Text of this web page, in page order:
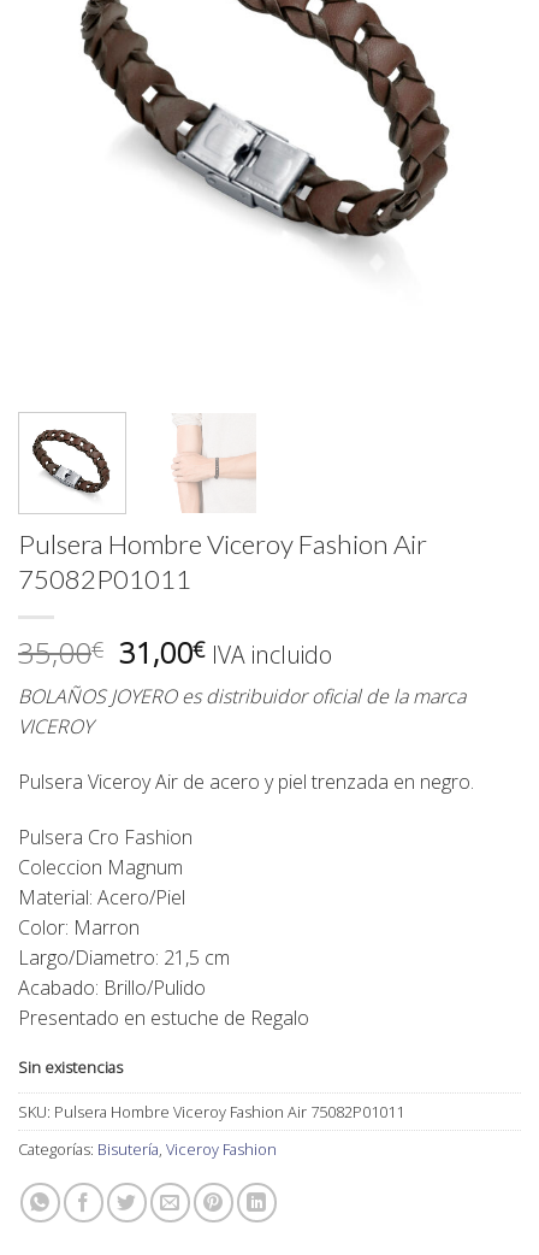
Pulsera Hombre Viceroy Fashion Air
75082P01011
35,00€ El
precio
original
35,00€.
31,00€El
precio
actual
31,00€.
IVA incluido
BOLAÑOS JOYERO es distribuidor oficial de la marca
VICEROY
Pulsera Viceroy Air de acero y piel trenzada en negro.
Pulsera Cro Fashion
Coleccion Magnum
Material: Acero/Piel
Color: Marron
Largo/Diametro: 21,5 cm
Acabado: Brillo/Pulido
Presentado en estuche de Regalo
Sin existencias
SKU: Pulsera Hombre Viceroy Fashion Air 75082P01011
Categorías: Bisutería, Viceroy Fashion